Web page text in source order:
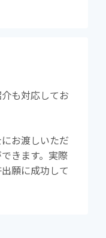
も対応してお
お渡しいただ
きます。実際
願に成功して